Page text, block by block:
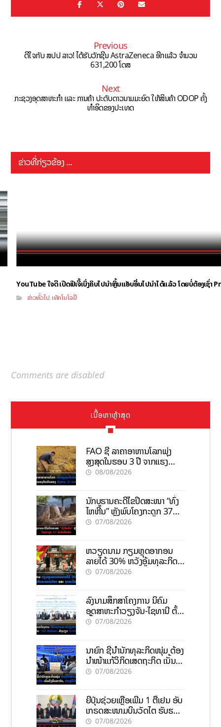
Previous
ດີໃຈກັບ ສປປ ລາວ! ໄດ້ຮັບວັກຊີນ AstraZeneca ອີກແລ້ວ ຈໍານວນ
631,200 ໂດສ
Next
ກະຊວງອຸດສາຫະກຳ ແລະ ການຄ້າ ປະດັບດາວນາມມະຍົດ ໃຫ້ສິນຄ້າ ODOP ຄັ້ງ
ທຳອິດຂອງປະເທດ
ຂ່າວທີ່ກ່ຽວຂ້ອງ ...
YouTube ໃຈດີ ເປີດຟີເຈີ້ເບິ່ງຄິບໄປນຳຫຼິ້ນແອັບອື່ນໄປນຳໄດ້ແລ້ວ ໂດຍບໍ່ຕ້ອງເຊົ່າ
ຂ່າວທົ່ວໄປ ,ເທັກໂນໂລຢີ
Comments are disabled
ເນື້ອຫາຫຼ້າສຸດ
FAO ຊີ້ ລາຄາອາຫານໂລກພຸ່ງ
ສູງສຸດໃນຮອບ 3 ປີ ຈາກແຮງ
ກົດດັນຂອງສົງຄາມ, El nino
08/08/2026
ນັກບູຮານຄະດີໄຂປິດສະໜາ “ທົ່ງ
ໄຫຫີນ” ຫຼັງພົບໂຄງກະດູກ 37
ຄົນໃນຫີນຍັກ
07/08/2026
ຫວຽດນາມ ກຽມຫຼຸດອາກອນ
ລາຍໄດ້ 30% ຫວັງອູ້ມທຸລະກິດ
ຂະໜາດນ້ອຍ ແລະ ຈຸນລະ
07/08/2026
ລົງນາມສຶກສາໂຄງການ ນິຄົມ
ອຸດສາຫະກຳວຽງຈັນ-ໄຊທານີ ຕັ້ງ
ເປົ້າດຶງທຶນ 150 ລ້ານໂດລາ, ສ້າງ
07/08/2026
ນາຍົກ ຊີ້ນຳນັກທຸລະກິດໜຸ່ມ ຕ້ອງ
ນຳໜ້າແກ້ວິກິດເສດຖະກິດ ເນັ້ນດຶງ
ທຶນສາກົນ, ຫັນສູ່ດິຈິຕອນ
07/08/2026
ຍີ່ປຸ່ນຊ່ວຍເຫຼືອເພີ່ມ 1 ຕື້ເຢນ ອັບ
ເກຣດສະໜາມບິນວັດໄຕ ຮັບຮອງ
ການເຕີບໂຕ
07/08/2026